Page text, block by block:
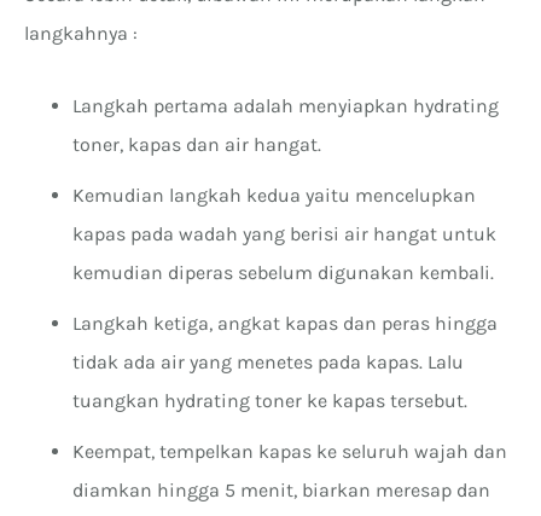
langkahnya :
Langkah pertama adalah menyiapkan hydrating
toner, kapas dan air hangat.
Kemudian langkah kedua yaitu mencelupkan
kapas pada wadah yang berisi air hangat untuk
kemudian diperas sebelum digunakan kembali.
Langkah ketiga, angkat kapas dan peras hingga
tidak ada air yang menetes pada kapas. Lalu
tuangkan hydrating toner ke kapas tersebut.
Keempat, tempelkan kapas ke seluruh wajah dan
diamkan hingga 5 menit, biarkan meresap dan